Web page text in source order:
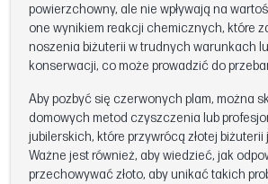
powierzchowny, ale nie wpływają na
one wynikiem reakcji chemicznych, które
noszenia biżuterii w trudnych warunkach
konserwacji, co może prowadzić do
Aby pozbyć się czerwonych plam, można
domowych metod czyszczenia lub
jubilerskich, które przywrócą złotej biżuterii
Ważne jest również, aby wiedzieć, jak
przechowywać złoto, aby unikać takich